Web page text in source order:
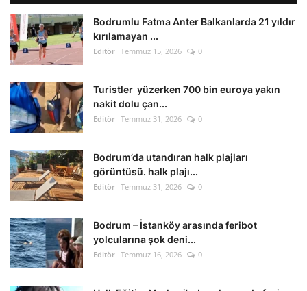
Bodrumlu Fatma Anter Balkanlarda 21 yıldır
kırılamayan ...
Editör Temmuz 15, 2026 0
Turistler yüzerken 700 bin euroya yakın
nakit dolu çan...
Editör Temmuz 31, 2026 0
Bodrum’da utandıran halk plajları
görüntüsü. halk plajı...
Editör Temmuz 31, 2026 0
Bodrum – İstanköy arasında feribot
yolcularına şok deni...
Editör Temmuz 16, 2026 0